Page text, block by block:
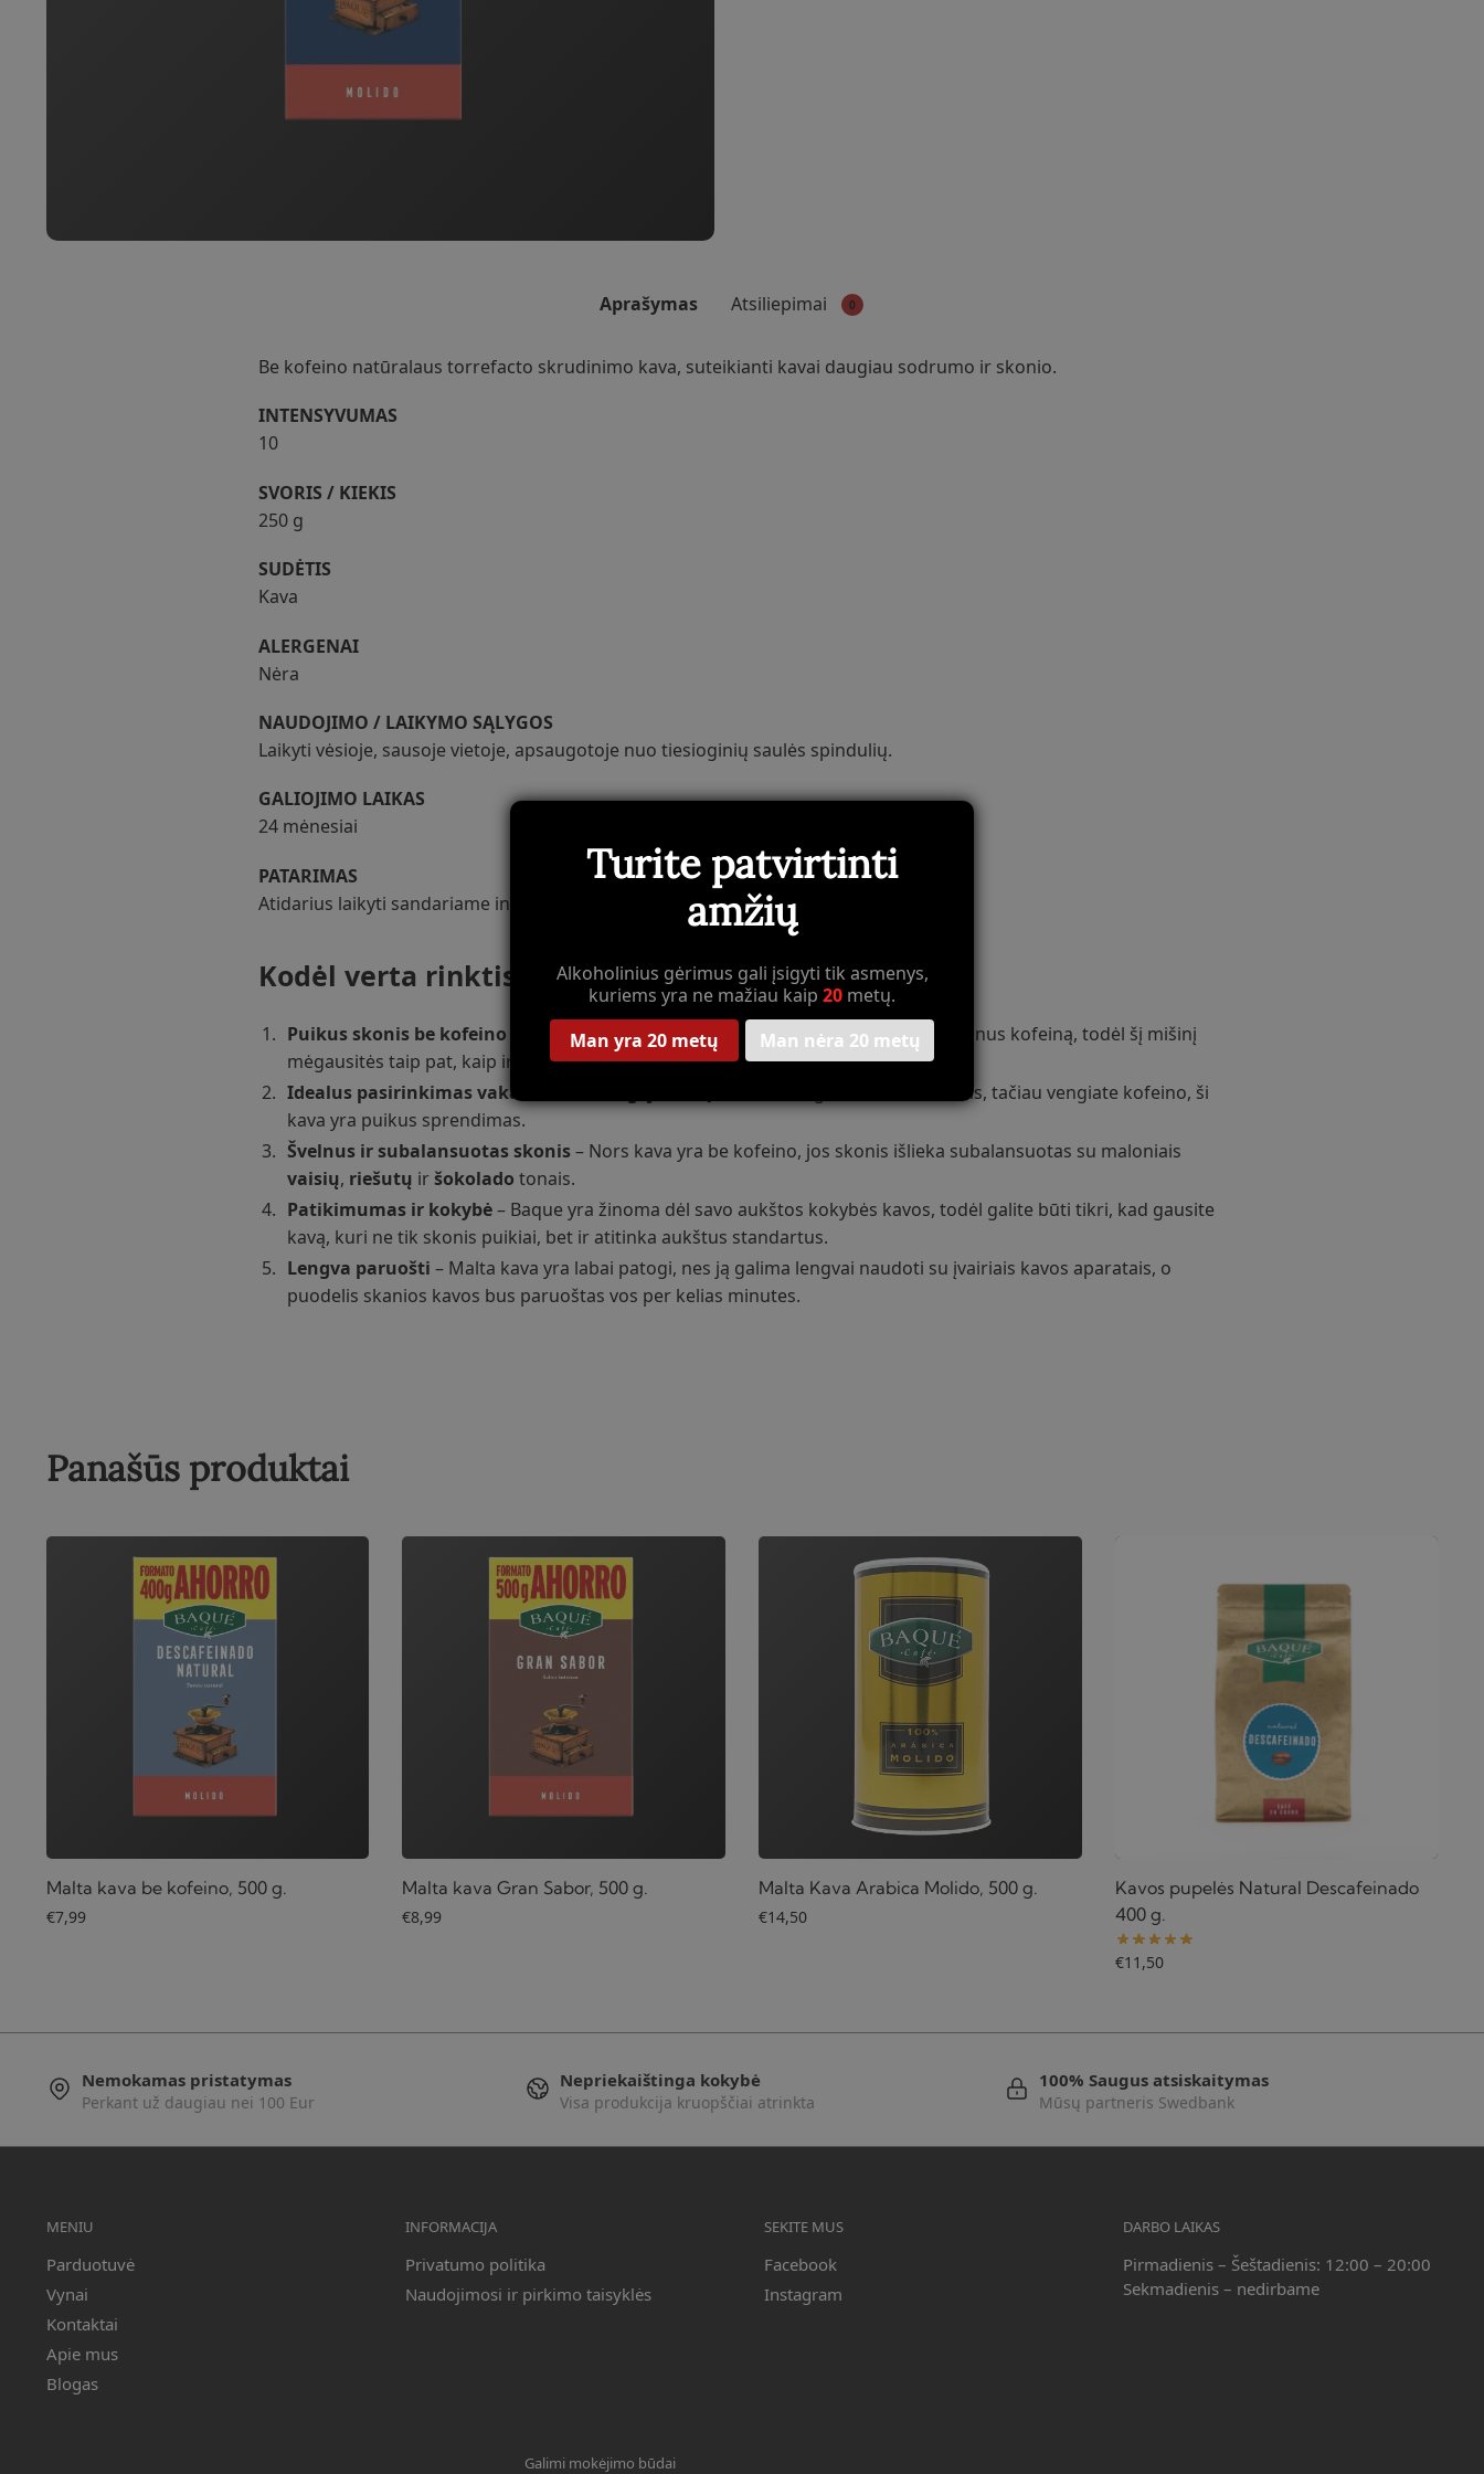
Aprašymas Atsiliepimai 0
Be kofeino natūralaus torrefacto skrudinimo kava, suteikianti kavai daugiau sodrumo ir skonio.
INTENSYVUMAS
10
SVORIS / KIEKIS
250 g
SUDĖTIS
Kava
ALERGENAI
Nėra
NAUDOJIMO / LAIKYMO SĄLYGOS
Laikyti vėsioje, sausoje vietoje, apsaugotoje nuo tiesioginių saulės spindulių.
GALIOJIMO LAIKAS
24 mėnesiai
PATARIMAS
Atidarius laikyti sandariame inde šaldytuve.
Kodėl verta rinktis Baque Kavos Be Kofeino Maltos?
Puikus skonis be kofeino – Baque sugebėjo išlaikyti pilną kavos skonį net ir pašalinus kofeiną, todėl šį mišinį
mėgausitės taip pat, kaip ir įprasta kava.
Idealus pasirinkimas vakaro kavos mėgėjams
– Jei norite mėgautis kava vakarais, tačiau vengiate kofeino, ši
kava yra puikus sprendimas.
Švelnus ir subalansuotas skonis– Nors kava yra be kofeino, jos skonis išlieka subalansuotas su maloniais
vaisių, riešutų iršokolado tonais.
Patikimumas ir kokybė– Baque yra žinoma dėl savo aukštos kokybės kavos, todėl galite būti tikri, kad gausite
kavą, kuri ne tik skonis puikiai, bet ir atitinka aukštus standartus.
Lengva paruošti – Malta kava yra labai patogi, nes ją galima lengvai naudoti su įvairiais kavos aparatais, o
puodelis skanios kavos bus paruoštas vos per kelias minutes.
Panašūs produktai
Malta kava be kofeino, 500 g.
€7,99
Malta kava Gran Sabor, 500 g.
€8,99
Malta Kava Arabica Molido, 500 g.
€14,50
Kavos pupelės Natural Descafeinado
400 g.
€11,50
Nemokamas pristatymas
Perkant už daugiau nei 100 Eur
Nepriekaištinga kokybė
Visa produkcija kruopščiai atrinkta
100% Saugus atsiskaitymas
Mūsų partneris Swedbank
MENIU
Parduotuvė
Vynai
Kontaktai
Apie mus
Blogas
INFORMACIJA
Privatumo politika
Naudojimosi ir pirkimo taisyklės
SEKITE MUS
Facebook
Instagram
DARBO LAIKAS
Pirmadienis – Šeštadienis: 12:00 – 20:00
Sekmadienis – nedirbame
Galimi mokėjimo būdai
Turite patvirtinti
amžių
Alkoholinius gėrimus gali įsigyti tik asmenys,
kuriems yra ne mažiau kaip 20 metų.
Man yra 20 metų
Man nėra 20 metų